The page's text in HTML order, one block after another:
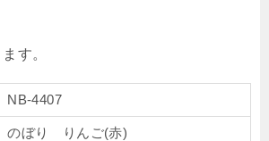
NB-4407
のぼり りんご(赤)